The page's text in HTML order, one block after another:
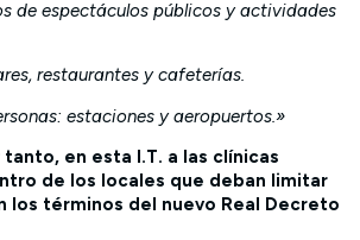
de espectáculos públicos y actividades
restaurantes y cafeterías.
estaciones y aeropuertos.»
en esta I.T. a las clínicas
de los locales que deban limitar
los términos del nuevo Real Decreto